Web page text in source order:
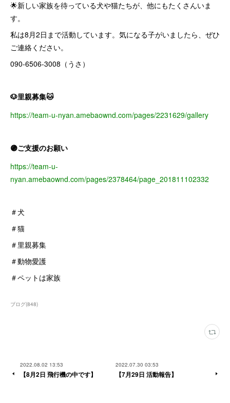
🌟新しい家族を待っている犬や猫たちが、他にもたくさんいま
す。
私は8月2日まで活動しています。気になる子がいましたら、ぜひ
ご連絡ください。
090-6506-3008（うさ）
🐶里親募集🐱
https://team-u-nyan.amebaownd.com/pages/2231629/gallery
🟣ご支援のお願い
https://team-u-
nyan.amebaownd.com/pages/2378464/page_201811102332
＃犬
＃猫
＃里親募集
＃動物愛護
＃ペットは家族
ブログ(848)
2022.08.02 13:53
【8月2日 飛行機の中です】
2022.07.30 03:53
【7月29日 活動報告】